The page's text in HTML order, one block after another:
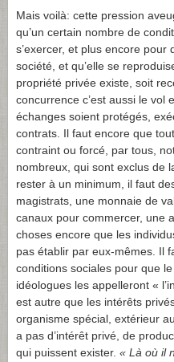
Mais voilà: cette pression
qu’un certain nombre de
s’exercer, et plus encore
société, et qu’elle se
propriété privée existe, soit
concurrence c’est aussi le vol
échanges soient protégés,
contrats. Il faut encore que
contraint ou forcé, par tous,
nombreux, qui sont exclus de
rester à un minimum, il faut
magistrats, une monnaie de
canaux pour commercer, une
choses encore que les
pas établir par eux-mêmes. Il
conditions sociales pour que
idéologues les appelleront «
est autre que les intérêts
organisme spécial, extérieur
a pas d’intérêt privé, de
qui puissent exister. « Là où il